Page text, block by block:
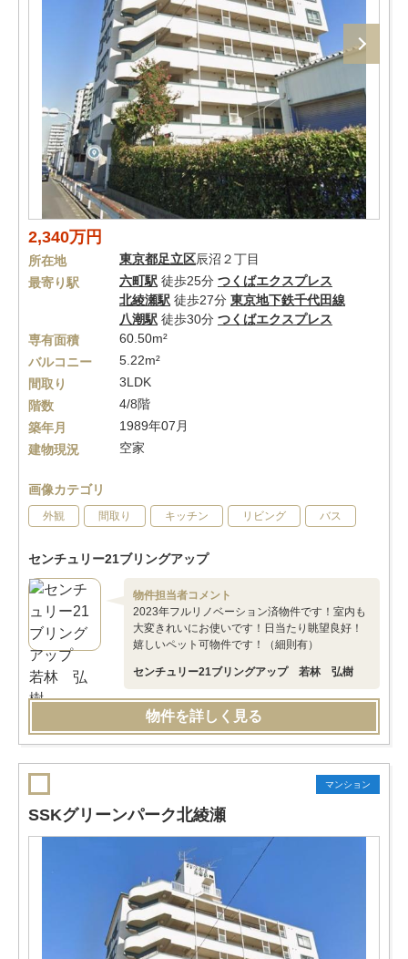
2,340万円
所在地 東京都足立区辰沼２丁目
最寄り駅
六町駅 徒歩25分 つくばエクスプレス
北綾瀬駅 徒歩27分 東京地下鉄千代田線
八潮駅 徒歩30分 つくばエクスプレス
専有面積
60.50m²
バルコニー
5.22m²
間取り
3LDK
階数
4/8階
築年月
1989年07月
建物現況
空家
画像カテゴリ
外観 間取り キッチン リビング バス
センチュリー21ブリングアップ
物件担当者コメント
2023年フルリノベーション済物件です！室内も
大変きれいにお使いです！日当たり眺望良好！
嬉しいペット可物件です！（細則有）
センチュリー21ブリングアップ 若林 弘樹
物件を詳しく見る
マンション
SSKグリーンパーク北綾瀬